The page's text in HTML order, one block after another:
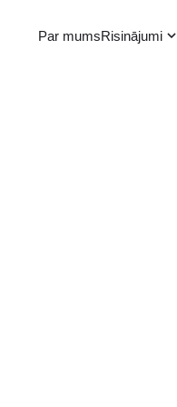
Par mumsRisinājumi